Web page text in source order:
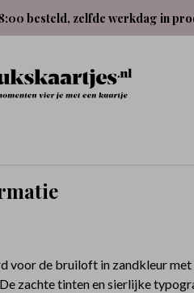
besteld, zelfde werkdag in
voor de bruiloft in zandkleur met
zachte tinten en sierlijke